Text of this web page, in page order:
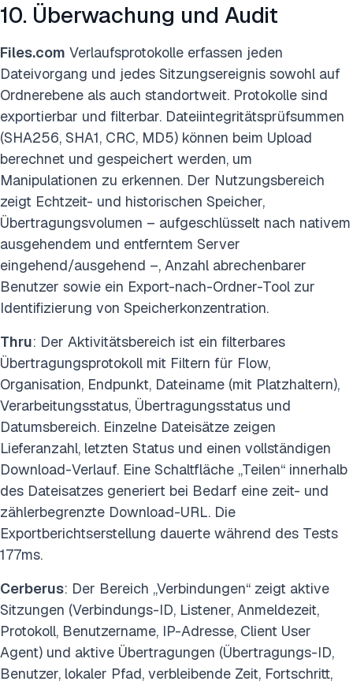
10. Überwachung und Audit
Files.com Verlaufsprotokolle erfassen jeden
Dateivorgang und jedes Sitzungsereignis sowohl auf
Ordnerebene als auch standortweit. Protokolle sind
exportierbar und filterbar. Dateiintegritätsprüfsummen
(SHA256, SHA1, CRC, MD5) können beim Upload
berechnet und gespeichert werden, um
Manipulationen zu erkennen. Der Nutzungsbereich
zeigt Echtzeit- und historischen Speicher,
Übertragungsvolumen – aufgeschlüsselt nach nativem
ausgehendem und entferntem Server
eingehend/ausgehend –, Anzahl abrechenbarer
Benutzer sowie ein Export-nach-Ordner-Tool zur
Identifizierung von Speicherkonzentration.
Thru: Der Aktivitätsbereich ist ein filterbares
Übertragungsprotokoll mit Filtern für Flow,
Organisation, Endpunkt, Dateiname (mit Platzhaltern),
Verarbeitungsstatus, Übertragungsstatus und
Datumsbereich. Einzelne Dateisätze zeigen
Lieferanzahl, letzten Status und einen vollständigen
Download-Verlauf. Eine Schaltfläche „Teilen“ innerhalb
des Dateisatzes generiert bei Bedarf eine zeit- und
zählerbegrenzte Download-URL. Die
Exportberichtserstellung dauerte während des Tests
177ms.
Cerberus: Der Bereich „Verbindungen“ zeigt aktive
Sitzungen (Verbindungs-ID, Listener, Anmeldezeit,
Protokoll, Benutzername, IP-Adresse, Client User
Agent) und aktive Übertragungen (Übertragungs-ID,
Benutzer, lokaler Pfad, verbleibende Zeit, Fortschritt,